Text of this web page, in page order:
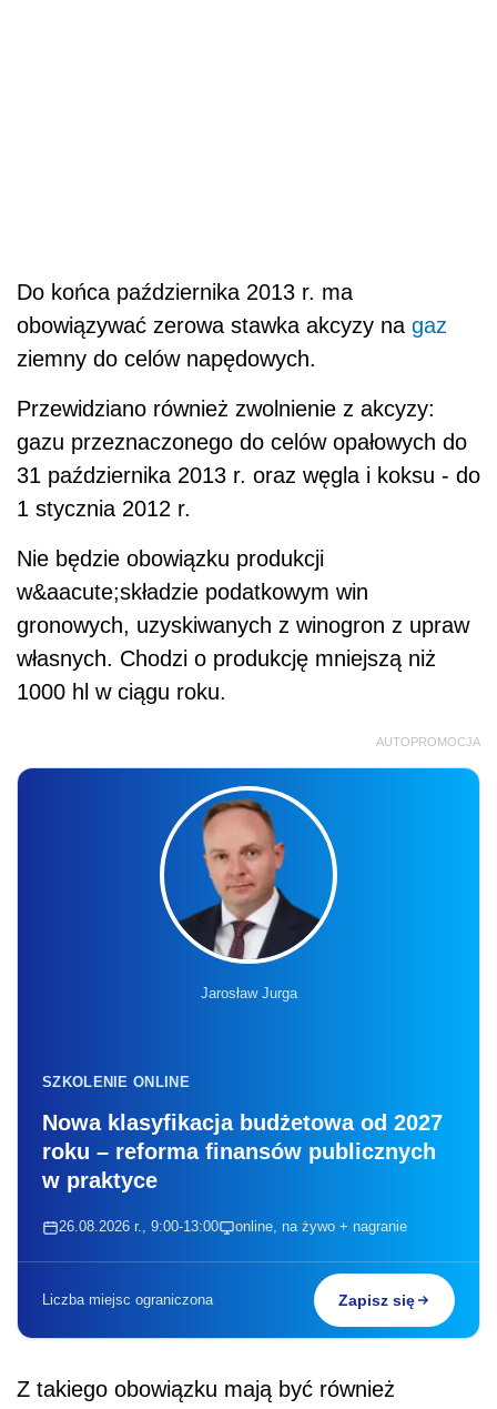
Do końca października 2013 r. ma
obowiązywać zerowa stawka akcyzy na gaz
ziemny do celów napędowych.
Przewidziano również zwolnienie z akcyzy:
gazu przeznaczonego do celów opałowych do
31 października 2013 r. oraz węgla i koksu - do
1 stycznia 2012 r.
Nie będzie obowiązku produkcji
w&aacute;składzie podatkowym win
gronowych, uzyskiwanych z winogron z upraw
własnych. Chodzi o produkcję mniejszą niż
1000 hl w ciągu roku.
AUTOPROMOCJA
Jarosław Jurga
SZKOLENIE ONLINE
Nowa klasyfikacja budżetowa od 2027
roku – reforma finansów publicznych
w praktyce
26.08.2026 r., 9:00-13:00 online, na żywo + nagranie
Liczba miejsc ograniczona Zapisz się
Z takiego obowiązku mają być również